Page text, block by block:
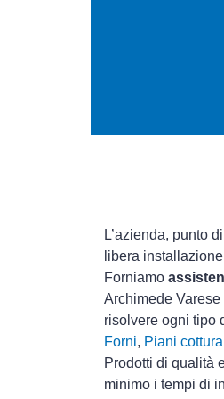
L’azienda, punto
libera
Forniamo
Archimede
risolvere ogni tipo
Forni, Piani cottura
Prodotti di qualità
minimo i tempi di